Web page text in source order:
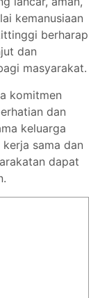
kemanusiaan
berharap
dan
masyarakat.
komitmen
dan
keluarga
sama dan
dapat